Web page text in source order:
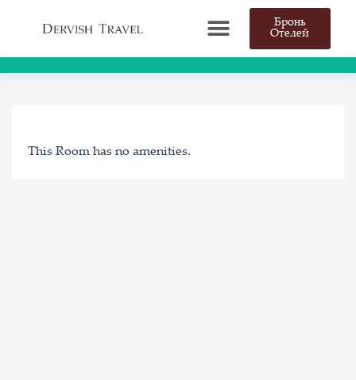
Бронь
Отелей
This Room has no amenities.